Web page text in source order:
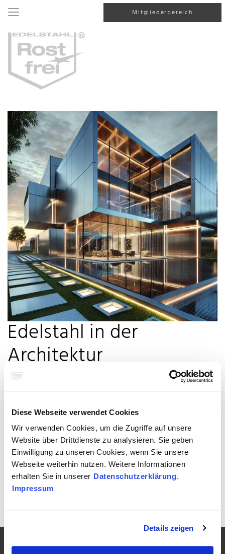
Diese Webseite verwendet Cookies
Wir verwenden Cookies, um die Zugriffe auf unsere
Website über Drittdienste zu analysieren. Sie geben
Einwilligung zu unseren Cookies, wenn Sie unsere
Webseite weiterhin nutzen. Weitere Informationen
erhalten Sie in unserer Datenschutzerklärung.
Impressum
Details zeigen
Mitgliederbereich
Edelstahl in der
Architektur
Edelstahl trifft Design: Ob ikonische Fassaden oder tragende
Elemente – rostfreier Edelstahl ist aus moderner Architektur nicht
wegzudenken.
✨ Witterungsbeständig, ästhetisch, wartungsarm.
Zur Übersicht